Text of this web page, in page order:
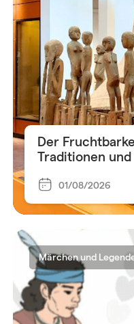
Der
Traditionen und
01/08/2026
Märchen und